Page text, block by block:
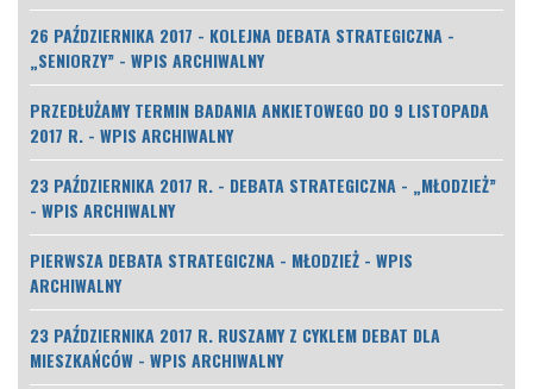
26 PAŹDZIERNIKA 2017 - KOLEJNA DEBATA STRATEGICZNA -
„SENIORZY” - WPIS ARCHIWALNY
PRZEDŁUŻAMY TERMIN BADANIA ANKIETOWEGO DO 9 LISTOPADA
2017 R. - WPIS ARCHIWALNY
23 PAŹDZIERNIKA 2017 R. - DEBATA STRATEGICZNA - „MŁODZIEŻ”
- WPIS ARCHIWALNY
PIERWSZA DEBATA STRATEGICZNA - MŁODZIEŻ - WPIS
ARCHIWALNY
23 PAŹDZIERNIKA 2017 R. RUSZAMY Z CYKLEM DEBAT DLA
MIESZKAŃCÓW - WPIS ARCHIWALNY